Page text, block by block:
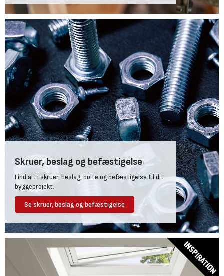
Skruer, beslag og befæstigelse
Find alt i skruer, beslag, bolte og befæstigelse til dit
byggeprojekt.
Se skruer, beslag og befæstigelse